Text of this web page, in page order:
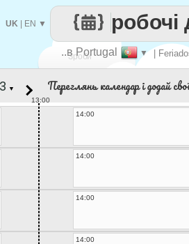
Зроби
..в Portugal ▼ |
робочі
UK EN ▼
▼ Переглянь календар і додай
13:00
14:00
14:00
14:00
14:00